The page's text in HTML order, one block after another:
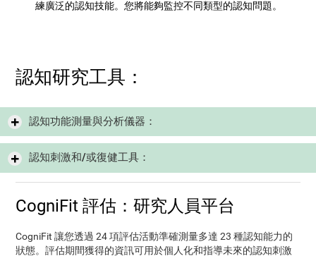
練廣泛的認知技能。您將能夠監控不同類型的認知問題。
認知研究工具：
認知功能測量與分析儀器：
認知刺激和/或復健工具：
CogniFit 評估：研究人員平台
CogniFit 讓您透過 24 項評估活動準確測量多達 23 種認知能力的
狀態。評估期間獲得的資訊可用於個人化和指導未來的認知刺激